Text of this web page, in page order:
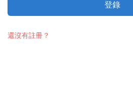
登錄
還沒有註冊？